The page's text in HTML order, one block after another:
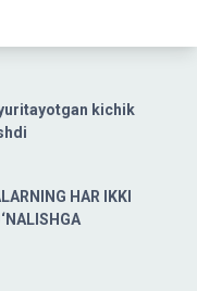
kichik
HAR IKKI